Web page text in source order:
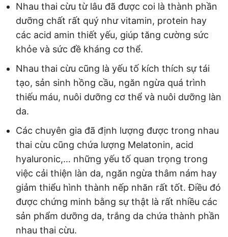
Nhau thai cừu từ lâu đã được coi là thành phần
dưỡng chất rất quý như vitamin, protein hay
các acid amin thiết yếu, giúp tăng cường sức
khỏe và sức đề kháng cơ thể.
Nhau thai cừu cũng là yếu tố kích thích sự tái
tạo, sản sinh hồng cầu, ngăn ngừa quá trình
thiếu máu, nuôi dưỡng cơ thể và nuôi dưỡng làn
da.
Các chuyên gia đã định lượng được trong nhau
thai cừu cũng chứa lượng Melatonin, acid
hyaluronic,… những yếu tố quan trọng trong
việc cải thiện làn da, ngăn ngừa thâm nám hay
giảm thiểu hình thành nếp nhăn rất tốt. Điều đó
được chứng minh bằng sự thật là rất nhiều các
sản phẩm dưỡng da, trắng da chứa thành phần
nhau thai cừu.